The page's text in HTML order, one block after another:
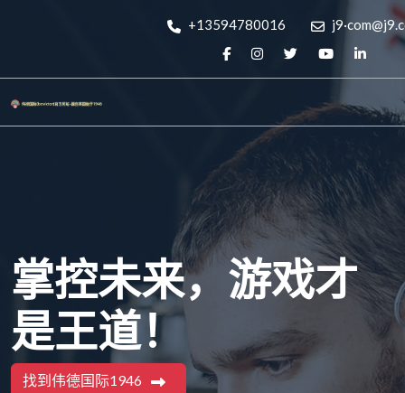
+13594780016
掌控未来，游戏才
是王道！
找到伟德国际1946